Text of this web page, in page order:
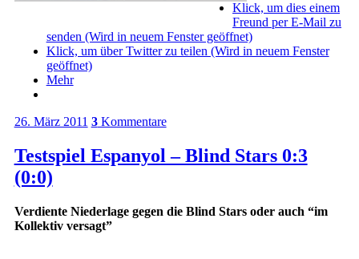
Klick, um dies einem
Freund per E-Mail zu
senden (Wird in neuem Fenster geöffnet)
Klick, um über Twitter zu teilen (Wird in neuem Fenster
geöffnet)
Mehr
26. März 2011 3Kommentare
Testspiel Espanyol – Blind Stars 0:3
(0:0)
Verdiente Niederlage gegen die Blind Stars oder auch “im
Kollektiv versagt”